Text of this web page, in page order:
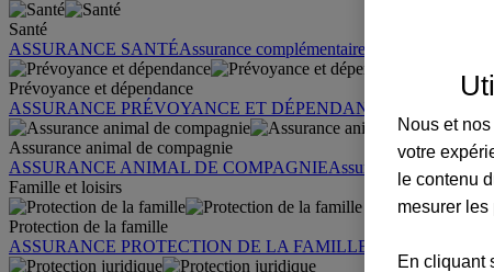
Santé
ASSURANCE SANTÉAssurance complémentaire santé
Prévoyance et dépendance
ASSURANCE PRÉVOYANCE ET DÉPENDANCE
Assurance animal de compagnie
ASSURANCE ANIMAL DE COMPAGNIEAssurance chien
Famille et loisirs
Protection de la famille
ASSURANCE PROTECTION DE LA FAMILLE
Nous et
votre
le contenu
mesurer les
En cliquant